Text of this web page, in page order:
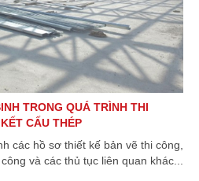
TRONG QUÁ TRÌNH THI
CẤU THÉP
các hồ sơ thiết kế bản vẽ thi công,
và các thủ tục liên quan khác...